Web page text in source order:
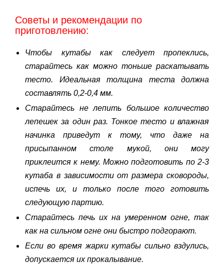
Советы и рекомендации по
приготовлению:
Чтобы кутабы как следует пропеклись,
старайтесь как можно тоньше раскатывать
тесто. Идеальная толщина теста должна
составлять 0,2-0,4 мм.
Старайтесь не лепить большое количество
лепешек за один раз. Тонкое тесто и влажная
начинка приведут к тому, что даже на
присыпанном столе мукой, они могу
приклеится к нему. Можно подготовить по 2-3
кутаба в зависимости от размера сковороды,
испечь их, и только после того готовить
следующую партию.
Старайтесь печь их на умеренном огне, так
как на сильном огне они быстро подгорают.
Если во время жарки кутабы сильно вздулись,
допускается их прокалывание.